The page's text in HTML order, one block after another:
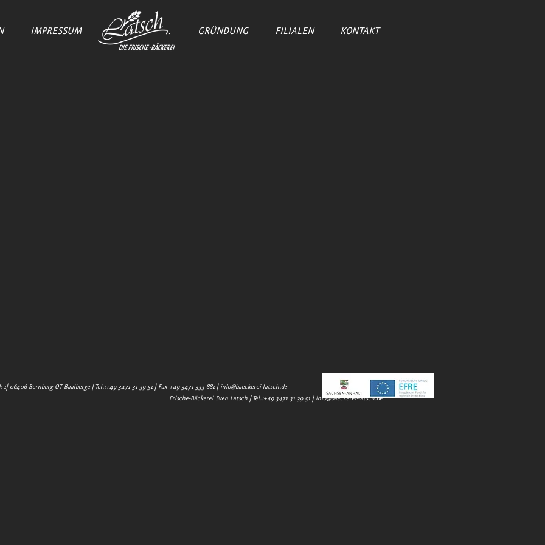
IMPRESSUM . . . GRÜNDUNG FILIALEN KONTAKT
Frische-Bäckerei Sven Latsch | Tel.:+49 3471 31 39 51 | info@baeckerei-latsch.de
06406 Bernburg OT Baalberge | Tel.:+49 3471 31 39 51 | Fax +49 3471 333 881 | info@baeckerei-latsch.de